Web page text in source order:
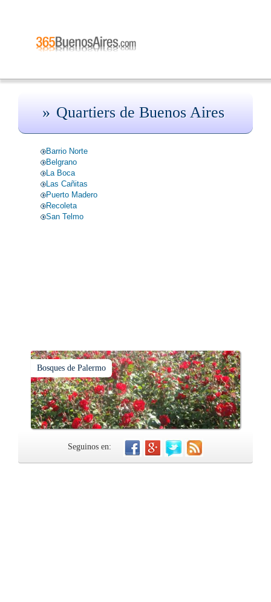
Quartiers de Buenos Aires
Barrio Norte
Belgrano
La Boca
Las Cañitas
Puerto Madero
Recoleta
San Telmo
Bosques de Palermo
Seguinos en: